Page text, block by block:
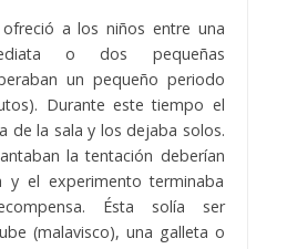
a los niños entre una
o dos pequeñas
un pequeño periodo
Durante este tiempo el
de la sala y los dejaba solos.
la tentación deberían
y el experimento terminaba
Ésta solía ser
(malavisco), una galleta o